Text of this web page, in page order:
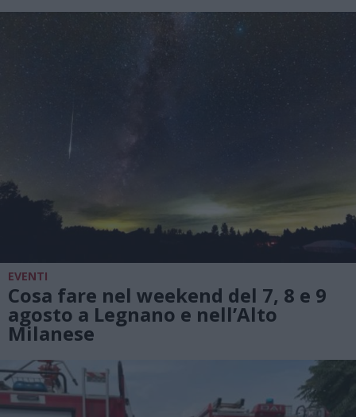
EVENTI
Cosa fare nel weekend del 7, 8 e 9
agosto a Legnano e nell’Alto
Milanese